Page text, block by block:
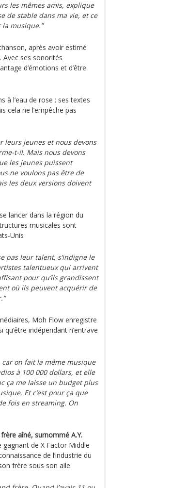
les mêmes amis, explique
de stable dans ma vie, et ce
musique.”
après avoir estimé
ses sonorités
d’émotions et d’être
à l’eau de rose : ses textes
cela ne l’empêche pas
leurs jeunes et nous devons
t-il. Mais nous devons
les jeunes puissent
ne voulons pas être de
les deux versions doivent
lancer dans la région du
musicales sont
Unis
pas leur talent, s’indigne le
talentueux qui arrivent
pour qu’ils grandissent
où ils peuvent acquérir de
Moh Flow enregistre
indépendant n’entrave
car on fait la même musique
à 100 000 dollars, et elle
ça me laisse un budget plus
Et c’est pour ça que
fois en streaming. On
aîné, surnommé A.Y.
de X Factor Middle
de l’industrie du
frère sous son aile.